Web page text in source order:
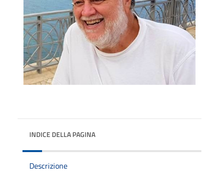
INDICE DELLA PAGINA
Descrizione